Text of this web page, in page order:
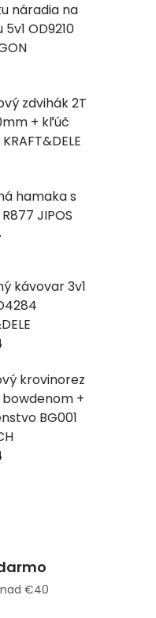
náradia na
OD9210
zdvihák 2T
+ kľúč
hamaka s
JIPOS
kávovar 3v1
krovinorez
bowdenom +
BG001
€40